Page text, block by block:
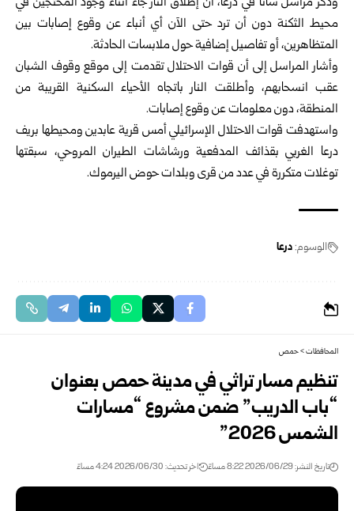
محيط الثكنة دون أن ترد حتى الآن أي أنباء عن وقوع إصابات بين
المتظاهرين، أو تفاصيل إضافية حول ملابسات الحادثة.
وأشار المراسل إلى أن قوات الاحتلال تقدمت إلى موقع وقوف الشبان
عقب انسحابهم، وأطلقت النار باتجاه الأحياء السكنية القريبة من
المنطقة، دون معلومات عن وقوع إصابات.
واستهدفت قوات الاحتلال الإسرائيلي أمس قرية عابدين ومحيطها بريف
درعا الغربي بقذائف المدفعية ورشاشات الطيران المروحي، سبقتها
توغلات متكررة في عدد من قرى وبلدات حوض اليرموك.
الوسوم:درعا
المحافظات>حمص
تنظيم مسار تراثي في مدينة حمص بعنوان
“باب الدريب” ‏ضمن مشروع “مسارات
الشمس 2026‎”
تاريخ النشر: 2026/06/29 8:22 مساءً اخر تحديث: 2026/06/30 4:24 مساءً